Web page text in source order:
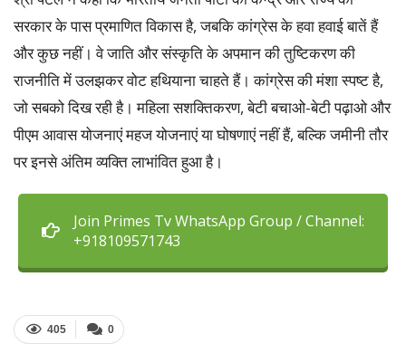
सरकार के पास प्रमाणित विकास है, जबकि कांग्रेस के हवा हवाई बातें हैं
और कुछ नहीं। वे जाति और संस्कृति के अपमान की तुष्टिकरण की
राजनीति में उलझकर वोट हथियाना चाहते हैं। कांग्रेस की मंशा स्पष्ट है,
जो सबको दिख रही है। महिला सशक्तिकरण, बेटी बचाओ-बेटी पढ़ाओ और
पीएम आवास योजनाएं महज योजनाएं या घोषणाएं नहीं हैं, बल्कि जमीनी तौर
पर इनसे अंतिम व्यक्ति लाभांवित हुआ है।
Join Primes Tv WhatsApp Group / Channel:
+918109571743
0
405